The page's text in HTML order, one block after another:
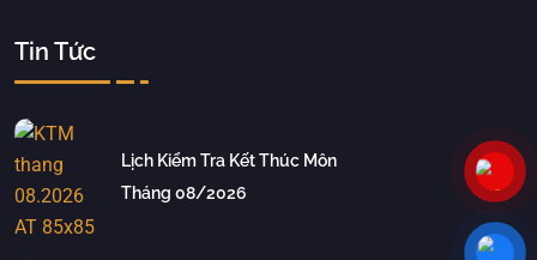
Tin Tức
Lịch Kiểm Tra Kết Thúc Môn
Tháng 08/2026